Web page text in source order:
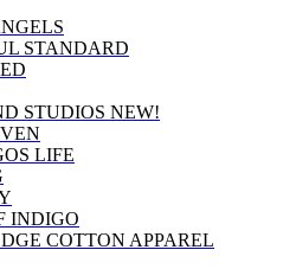
STANDARD
STUDIOS NEW!
LIFE
INDIGO
COTTON APPAREL